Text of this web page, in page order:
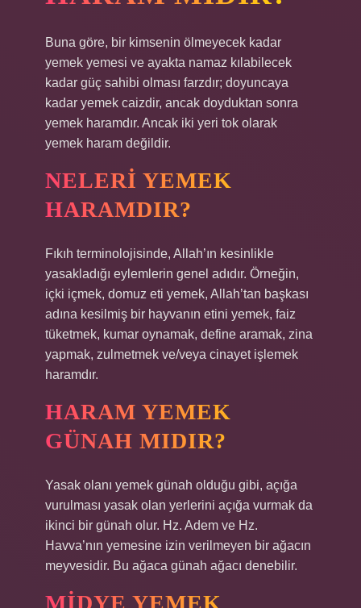
Buna göre, bir kimsenin ölmeyecek kadar
yemek yemesi ve ayakta namaz kılabilecek
kadar güç sahibi olması farzdır; doyuncaya
kadar yemek caizdir, ancak doyduktan sonra
yemek haramdır. Ancak iki yeri tok olarak
yemek haram değildir.
NELERI YEMEK
HARAMDIR?
Fıkıh terminolojisinde, Allah’ın kesinlikle
yasakladığı eylemlerin genel adıdır. Örneğin,
içki içmek, domuz eti yemek, Allah’tan başkası
adına kesilmiş bir hayvanın etini yemek, faiz
tüketmek, kumar oynamak, define aramak, zina
yapmak, zulmetmek ve/veya cinayet işlemek
haramdır.
HARAM YEMEK
GÜNAH MIDIR?
Yasak olanı yemek günah olduğu gibi, açığa
vurulması yasak olan yerlerini açığa vurmak da
ikinci bir günah olur. Hz. Adem ve Hz.
Havva’nın yemesine izin verilmeyen bir ağacın
meyvesidir. Bu ağaca günah ağacı denebilir.
MIDYE YEMEK